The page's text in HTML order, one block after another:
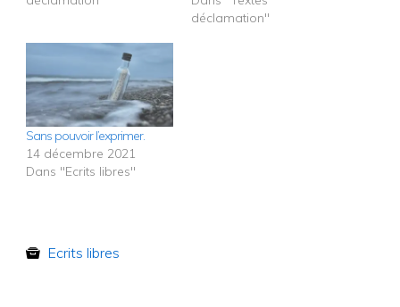
déclamation"
Sans pouvoir l’exprimer.
14 décembre 2021
Dans "Ecrits libres"
Ecrits libres